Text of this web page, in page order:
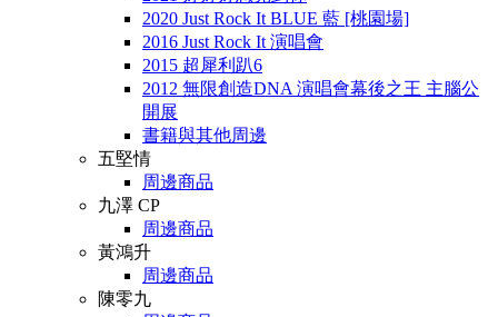
2020 Just Rock It BLUE 藍 [桃園場]
2016 Just Rock It 演唱會
2015 超犀利趴6
2012 無限創造DNA 演唱會幕後之王 主腦公
開展
書籍與其他周邊
五堅情
周邊商品
九澤 CP
周邊商品
黃鴻升
周邊商品
陳零九